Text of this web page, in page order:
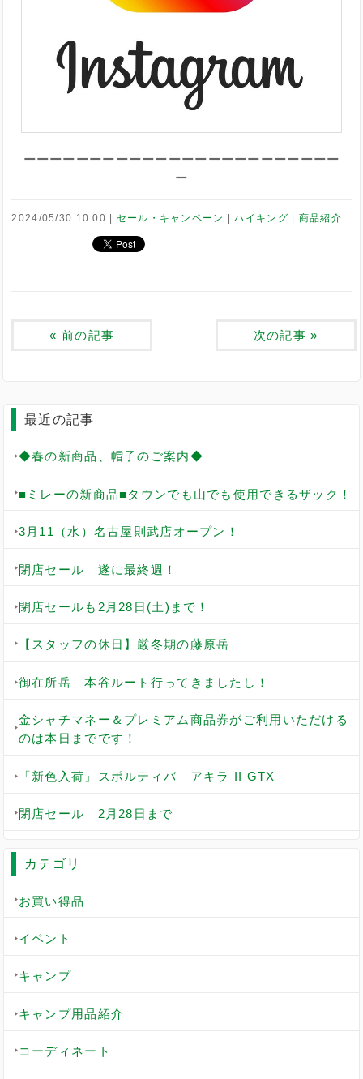
ーーーーーーーーーーーーーーーーーーーーーーーー
ー
2024/05/30 10:00 セール・キャンペーン ハイキング 商品紹介
« 前の記事 次の記事 »
最近の記事
◆春の新商品、帽子のご案内◆
■ミレーの新商品■タウンでも山でも使用できるザック！
3月11（水）名古屋則武店オープン！
閉店セール 遂に最終週！
閉店セールも2月28日(土)まで！
【スタッフの休日】厳冬期の藤原岳
御在所岳 本谷ルート行ってきましたし！
金シャチマネー＆プレミアム商品券がご利用いただける
のは本日までです！
「新色入荷」スポルティバ アキラ II GTX
閉店セール 2月28日まで
カテゴリ
お買い得品
イベント
キャンプ
キャンプ用品紹介
コーディネート